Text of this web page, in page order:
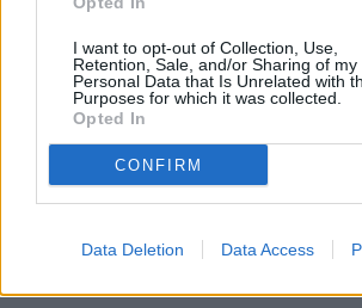
I want to opt-out of Collection, Use,
Retention, Sale, and/or Sharing of my
Personal Data that Is Unrelated with
Purposes for which it was collected.
Opted In
CONFIRM
Data Deletion Data Access
Social ONCE
En Canarias, han participado
476 escolares de 11 centros
educativos
13 Marzo 2025 - 06:08